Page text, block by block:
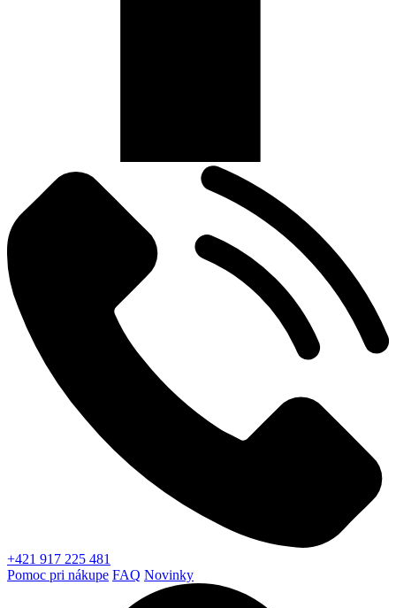
+421 917 225 481
Pomoc pri nákupe FAQ Novinky